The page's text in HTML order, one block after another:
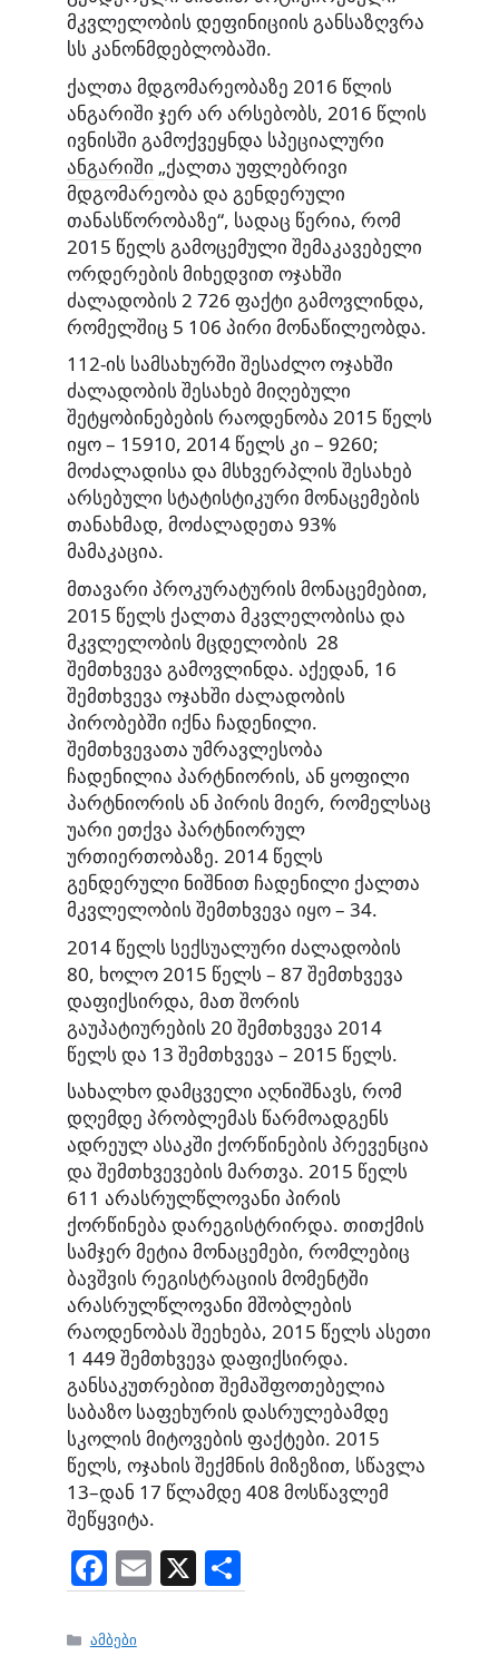
მკვლელობის დეფინიციის განსაზღვრა
სს კანონმდებლობაში.
ქალთა მდგომარეობაზე 2016 წლის
ანგარიში ჯერ არ არსებობს, 2016 წლის
ივნისში გამოქვეყნდა სპეციალური
ანგარიში „ქალთა უფლებრივი
მდგომარეობა და გენდერული
თანასწორობაზე“, სადაც წერია, რომ
2015 წელს გამოცემული შემაკავებელი
ორდერების მიხედვით ოჯახში
ძალადობის 2 726 ფაქტი გამოვლინდა,
რომელშიც 5 106 პირი მონაწილეობდა.
112-ის სამსახურში შესაძლო ოჯახში
ძალადობის შესახებ მიღებული
შეტყობინებების რაოდენობა 2015 წელს
იყო – 15910, 2014 წელს კი – 9260;
მოძალადისა და მსხვერპლის შესახებ
არსებული სტატისტიკური მონაცემების
თანახმად, მოძალადეთა 93%
მამაკაცია.
მთავარი პროკურატურის მონაცემებით,
2015 წელს ქალთა მკვლელობისა და
მკვლელობის მცდელობის 28
შემთხვევა გამოვლინდა. აქედან, 16
შემთხვევა ოჯახში ძალადობის
პირობებში იქნა ჩადენილი.
შემთხვევათა უმრავლესობა
ჩადენილია პარტნიორის, ან ყოფილი
პარტნიორის ან პირის მიერ, რომელსაც
უარი ეთქვა პარტნიორულ
ურთიერთობაზე. 2014 წელს
გენდერული ნიშნით ჩადენილი ქალთა
მკვლელობის შემთხვევა იყო – 34.
2014 წელს სექსუალური ძალადობის
80, ხოლო 2015 წელს – 87 შემთხვევა
დაფიქსირდა, მათ შორის
გაუპატიურების 20 შემთხვევა 2014
წელს და 13 შემთხვევა – 2015 წელს.
სახალხო დამცველი აღნიშნავს, რომ
დღემდე პრობლემას წარმოადგენს
ადრეულ ასაკში ქორწინების პრევენცია
და შემთხვევების მართვა. 2015 წელს
611 არასრულწლოვანი პირის
ქორწინება დარეგისტრირდა. თითქმის
სამჯერ მეტია მონაცემები, რომლებიც
ბავშვის რეგისტრაციის მომენტში
არასრულწლოვანი მშობლების
რაოდენობას შეეხება, 2015 წელს ასეთი
1 449 შემთხვევა დაფიქსირდა.
განსაკუთრებით შემაშფოთებელია
საბაზო საფეხურის დასრულებამდე
სკოლის მიტოვების ფაქტები. 2015
წელს, ოჯახის შექმნის მიზეზით, სწავლა
13–დან 17 წლამდე 408 მოსწავლემ
შეწყვიტა.
F
a
c
E
m
X
h
Categories
ამბები